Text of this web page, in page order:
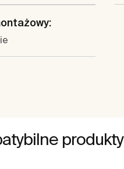
produkty